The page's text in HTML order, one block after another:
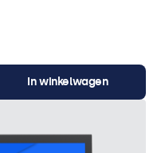
In winkelwagen